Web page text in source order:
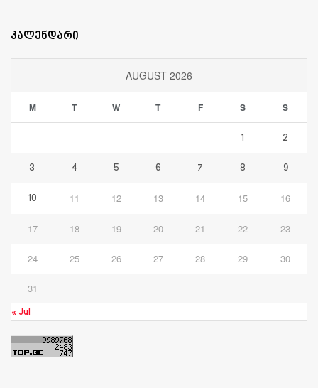
კალენდარი
AUGUST 2026
M T W T F S S
1 2
3 4 5 6 7 8 9
10 11 12 13 14 15 16
17 18 19 20 21 22 23
24 25 26 27 28 29 30
31
« Jul